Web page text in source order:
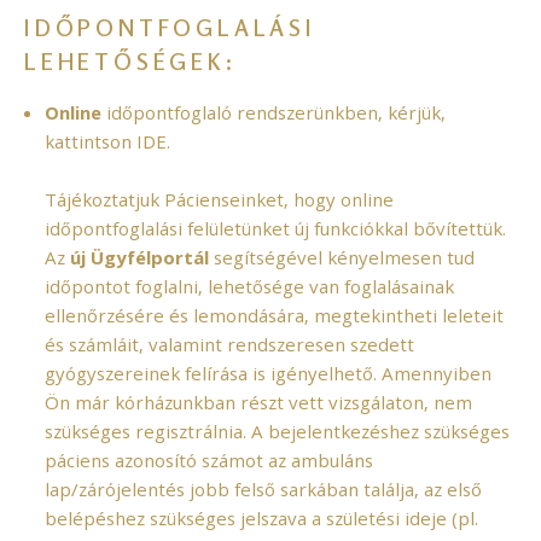
IDŐPONTFOGLALÁSI
LEHETŐSÉGEK:
Onlineidőpontfoglaló rendszerünkben, kérjük,
kattintson IDE.
Tájékoztatjuk Pácienseinket, hogy online
időpontfoglalási felületünket új funkciókkal bővítettük.
Az új Ügyfélportálsegítségével kényelmesen tud
időpontot foglalni, lehetősége van foglalásainak
ellenőrzésére és lemondására, megtekintheti leleteit
és számláit, valamint rendszeresen szedett
gyógyszereinek felírása is igényelhető. Amennyiben
Ön már kórházunkban részt vett vizsgálaton, nem
szükséges regisztrálnia. A bejelentkezéshez szükséges
páciens azonosító számot az ambuláns
lap/zárójelentés jobb felső sarkában találja, az első
belépéshez szükséges jelszava a születési ideje (pl.